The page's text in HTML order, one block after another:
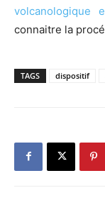
volcanologique
connaitre la
TAGS dispositif